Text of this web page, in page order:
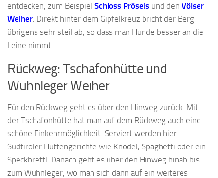
entdecken, zum Beispiel Schloss Prösels und den Völser
Weiher . Direkt hinter dem Gipfelkreuz bricht der Berg
übrigens sehr steil ab, so dass man Hunde besser an die
Leine nimmt.
Rückweg: Tschafonhütte und
Wuhnleger Weiher
Für den Rückweg geht es über den Hinweg zurück. Mit
der Tschafonhütte hat man auf dem Rückweg auch eine
schöne Einkehrmöglichkeit. Serviert werden hier
Südtiroler Hüttengerichte wie Knödel, Spaghetti oder ein
Speckbrettl. Danach geht es über den Hinweg hinab bis
zum Wuhnleger, wo man sich dann auf ein weiteres